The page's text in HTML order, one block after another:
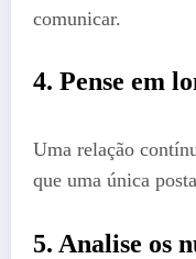
comunicar.
4. Pense em
Uma relação
que uma única
5. Analise os